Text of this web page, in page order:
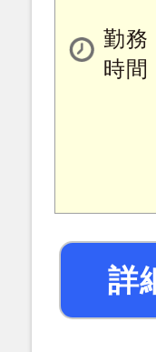
勤務
時間
詳